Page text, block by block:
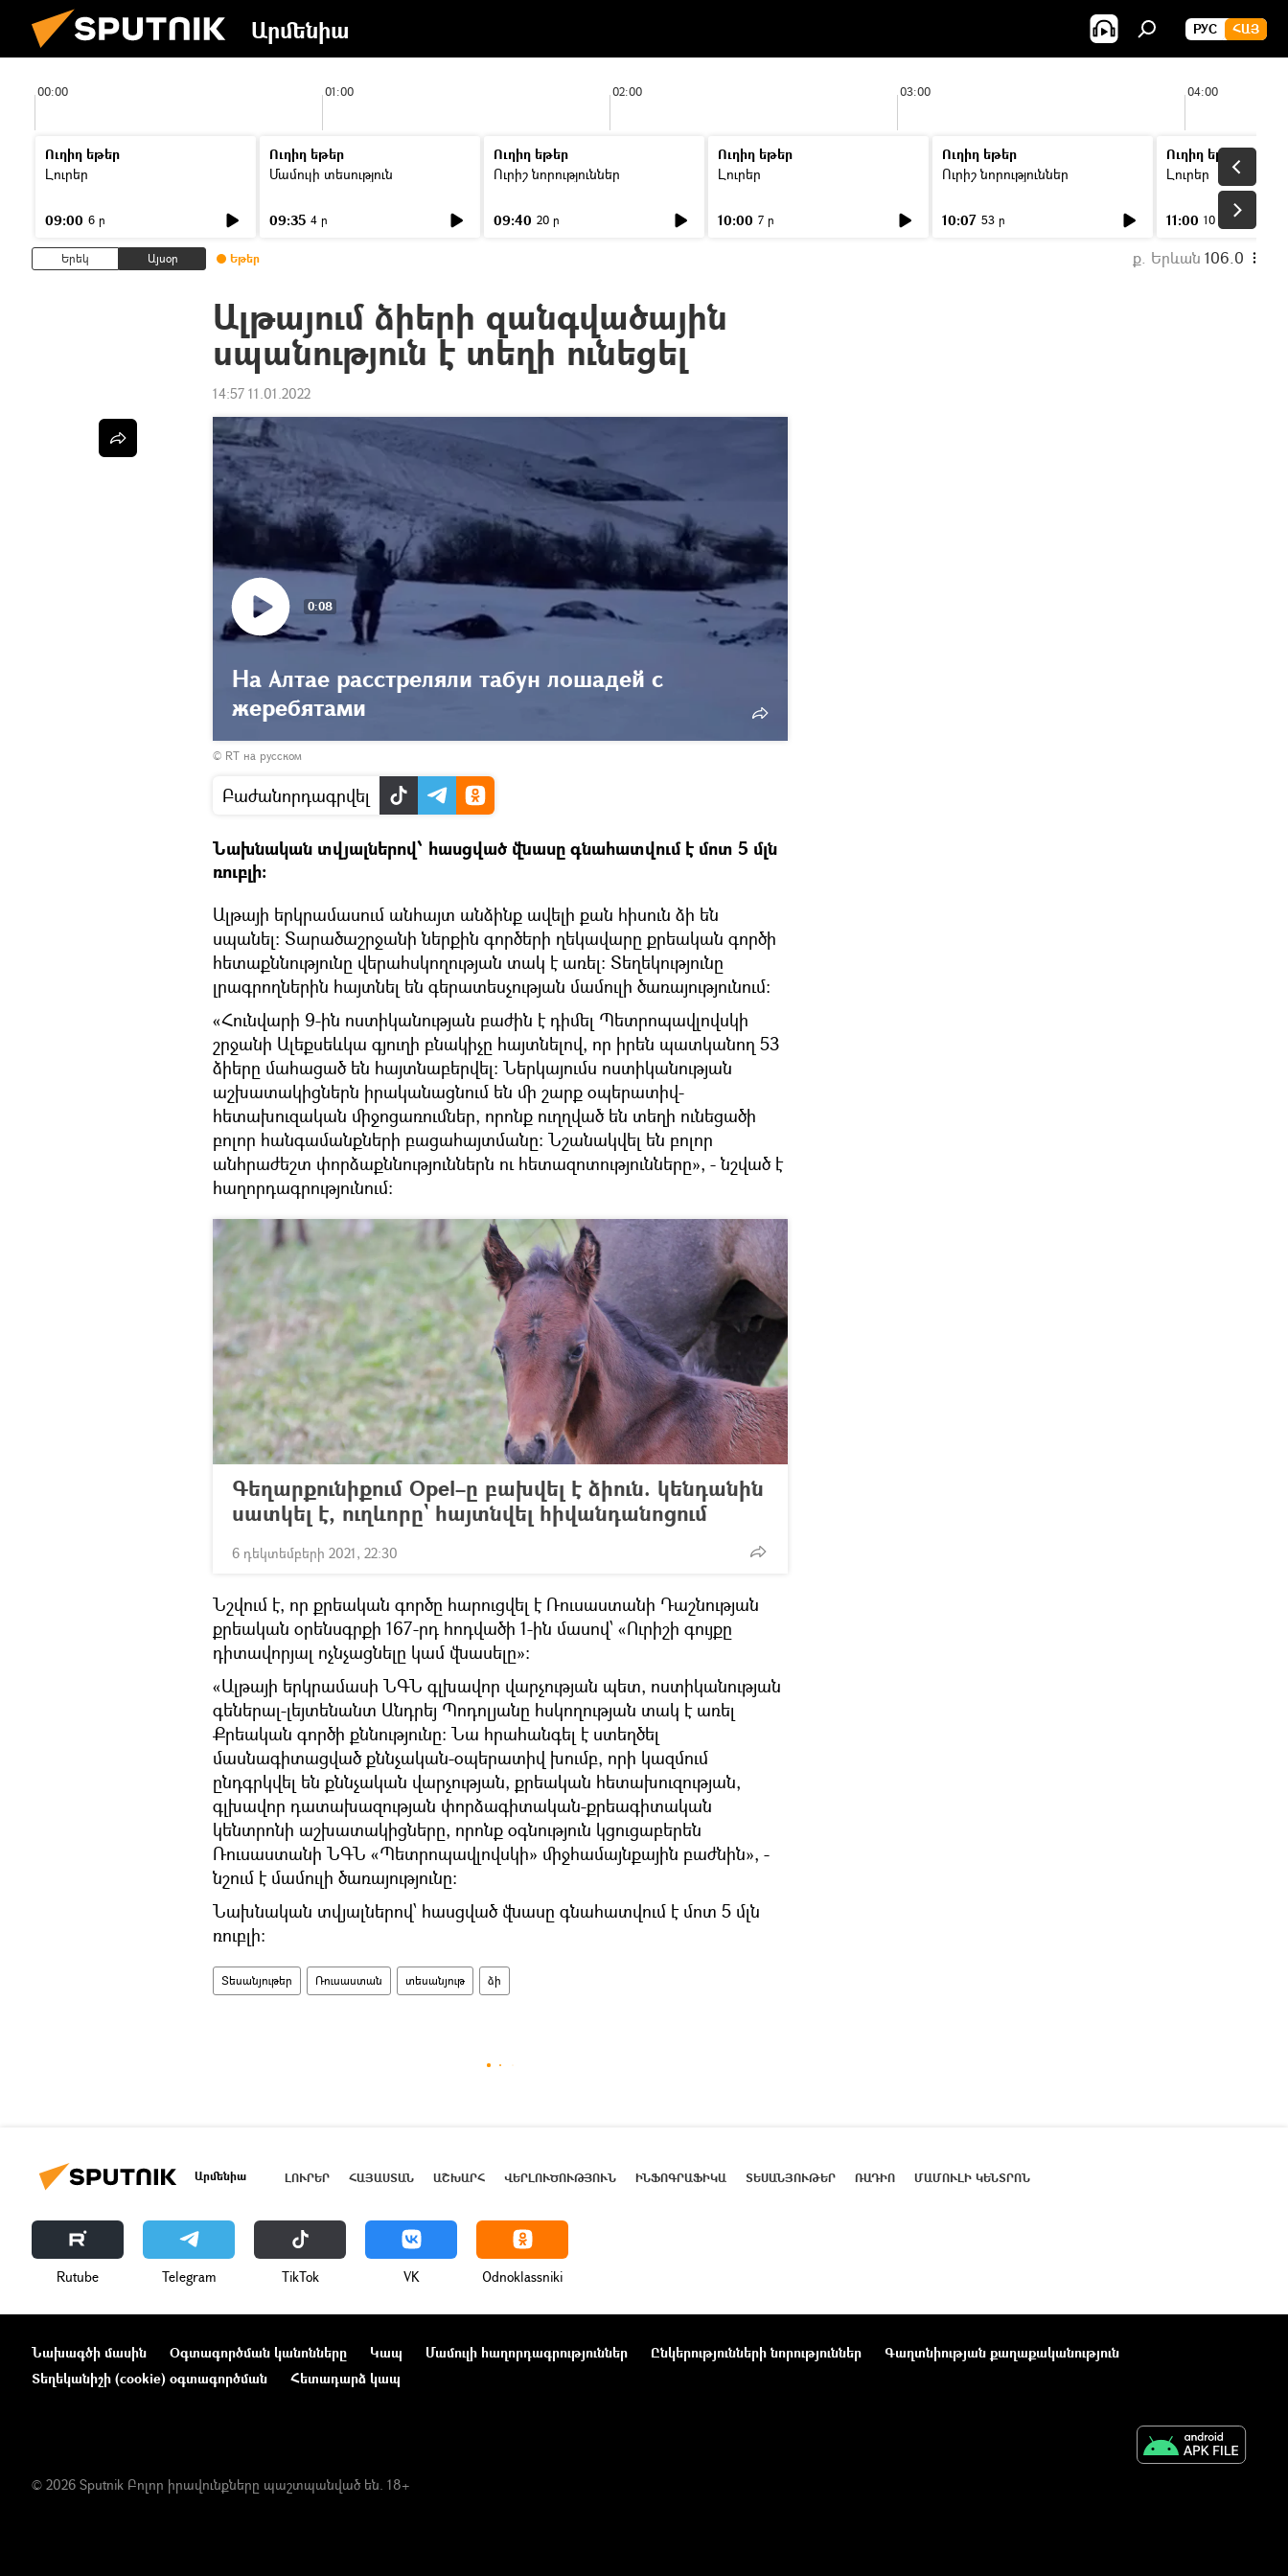
Արմենիա РУС ՀԱՅ
00:00 01:00 02:00 03:00 04:00
Ուղիղ եթեր
Լուրեր
09:00 6 ր
Ուղիղ եթեր
Մամուլի տեսություն
09:35 4 ր
Ուղիղ եթեր
Ուրիշ նորություններ
09:40 20 ր
Ուղիղ եթեր
Լուրեր
10:00 7 ր
Ուղիղ եթեր
Ուրիշ նորություններ
10:07 53 ր
Ուղիղ եթեր
Լուրեր
11:00 10 ր
Երեկ Այսօր Եթեր ք. Երևան 106.0
Ալթայում ձիերի զանգվածային
սպանություն է տեղի ունեցել
14:57 11.01.2022
На Алтае расстреляли табун лошадей с
жеребятами
0:08
© RT на русском
Բաժանորդագրվել
Նախնական տվյալներով՝ հասցված վնասը գնահատվում է մոտ 5 մլն
ռուբլի։
Ալթայի երկրամասում անհայտ անձինք ավելի քան հիսուն ձի են
սպանել։ Տարածաշրջանի ներքին գործերի ղեկավարը քրեական գործի
հետաքննությունը վերահսկողության տակ է առել։ Տեղեկությունը
լրագրողներին հայտնել են գերատեսչության մամուլի ծառայությունում:
«Հունվարի 9-ին ոստիկանության բաժին է դիմել Պետրոպավլովսկի
շրջանի Ալեքսեևկա գյուղի բնակիչը հայտնելով, որ իրեն պատկանող 53
ձիերը մահացած են հայտնաբերվել։ Ներկայումս ոստիկանության
աշխատակիցներն իրականացնում են մի շարք օպերատիվ-
հետախուզական միջոցառումներ, որոնք ուղղված են տեղի ունեցածի
բոլոր հանգամանքների բացահայտմանը: Նշանակվել են բոլոր
անհրաժեշտ փորձաքննություններն ու հետազոտությունները», - նշված է
հաղորդագրությունում։
Գեղարքունիքում Opel–ը բախվել է ձիուն. կենդանին
սատկել է, ուղևորը` հայտնվել հիվանդանոցում
6 դեկտեմբերի 2021, 22:30
Նշվում է, որ քրեական գործը հարուցվել է Ռուսաստանի Դաշնության
քրեական օրենսգրքի 167-րդ հոդվածի 1-ին մասով՝ «Ուրիշի գույքը
դիտավորյալ ոչնչացնելը կամ վնասելը»:
«Ալթայի երկրամասի ՆԳՆ գլխավոր վարչության պետ, ոստիկանության
գեներալ-լեյտենանտ Անդրեյ Պոդոլյանը հսկողության տակ է առել
Քրեական գործի քննությունը։ Նա հրահանգել է ստեղծել
մասնագիտացված քննչական-օպերատիվ խումբ, որի կազմում
ընդգրկվել են քննչական վարչության, քրեական հետախուզության,
գլխավոր դատախազության փորձագիտական-քրեագիտական
կենտրոնի աշխատակիցները, որոնք օգնություն կցուցաբերեն
Ռուսաստանի ՆԳՆ «Պետրոպավլովսկի» միջհամայնքային բաժնին», -
նշում է մամուլի ծառայությունը:
Նախնական տվյալներով՝ հասցված վնասը գնահատվում է մոտ 5 մլն
ռուբլի։
Տեսանյութեր Ռուսաստան տեսանյութ ձի
Արմենիա ԼՈՒՐԵՐ ՀԱՅԱՍՏԱՆ ԱՇԽԱՐՀ ՎԵՐԼՈՒԾՈՒԹՅՈՒՆ ԻՆՖՈԳՐԱՖԻԿԱ ՏԵՍԱՆՅՈՒԹԵՐ ՌԱԴԻՈ ՄԱՄՈՒԼԻ ԿԵՆՏՐՈՆ
Rutube Telegram ТikТоk VK Odnoklassniki
Նախագծի մասին Օգտագործման կանոնները Կապ Մամուլի հաղորդագրություններ Ընկերությունների նորություններ
Գաղտնիության քաղաքականություն
Տեղեկանիշի (cookie) օգտագործման
Հետադարձ կապ
© 2026 Sputnik Բոլոր իրավունքները պաշտպանված են. 18+